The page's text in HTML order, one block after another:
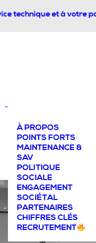
technique et à votre
À PROPOS
POINTS FORTS
MAINTENANCE &
SAV
POLITIQUE
SOCIALE
ENGAGEMENT
SOCIÉTAL
PARTENAIRES
CHIFFRES CLÉS
RECRUTEMENT